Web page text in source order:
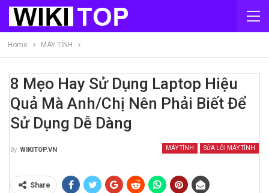
Home MÁY TÍNH
8 Mẹo Hay Sử Dụng Laptop Hiệu
Quả Mà Anh/chị Nên Phải Biết Để
Sử Dụng Dễ Dàng
MÁY TÍNH SỬA LỖI MÁY TÍNH
By WIKITOP.VN
Share